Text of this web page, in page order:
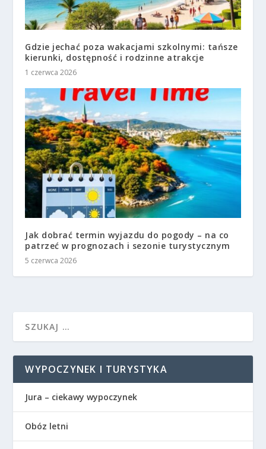
Gdzie jechać poza wakacjami szkolnymi: tańsze
kierunki, dostępność i rodzinne atrakcje
1 czerwca 2026
Jak dobrać termin wyjazdu do pogody – na co
patrzeć w prognozach i sezonie turystycznym
5 czerwca 2026
WYPOCZYNEK I TURYSTYKA
Jura – ciekawy wypoczynek
Obóz letni